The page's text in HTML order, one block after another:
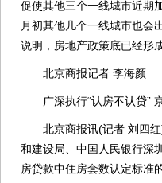
促使其他三个一线城市近期
月初其他几个一线城市也会
说明，房地产政策底已经形成
北京商报记者 李海颜
广深执行“认房不认贷”
北京商报讯(记者 刘四红)
和建设局、中国人民银行深
房贷款中住房套数认定标准